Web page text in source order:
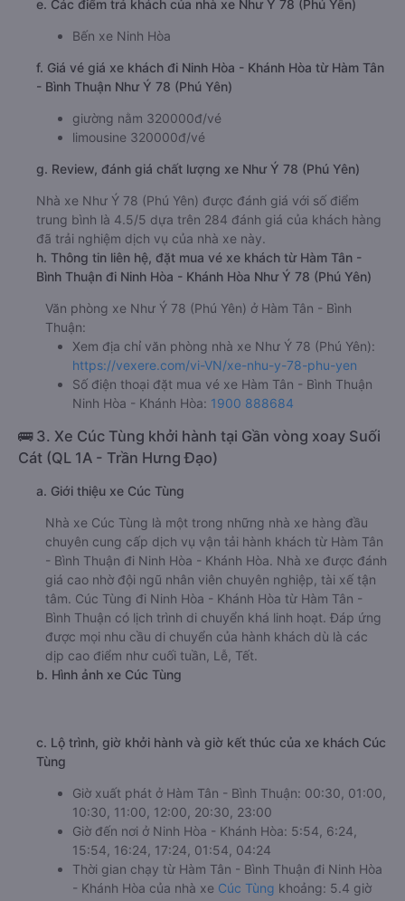
Giờ xuất phát ở Hàm Tân - Bình Thuận: 22:00, 22:01,
Giờ đến nơi ở Ninh Hòa - Khánh Hòa: 03:24, 03:25,
03:26
- Khánh Hòa của nhà xeNhư Ý 78 (Phú Yên)
5.4 giờ
d. Các điểm đón khách của nhà xe Như Ý 78 (Phú Yên)
Phan Thiết (Dọc Quốc lộ 1A)
e. Các điểm trả khách của nhà xe Như Ý 78 (Phú Yên)
Bến xe Ninh Hòa
f. Giá vé giá xe khách đi Ninh Hòa - Khánh Hòa từ Hàm Tân
- Bình Thuận Như Ý 78 (Phú Yên)
giường nằm 320000đ/vé
limousine 320000đ/vé
g. Review, đánh giá chất lượng xe Như Ý 78 (Phú Yên)
Nhà xe Như Ý 78 (Phú Yên) được đánh giá với số điểm
trung bình là 4.5/5 dựa trên 284 đánh giá của khách hàng
h. Thông tin liên hệ, đặt mua vé xe khách từ Hàm Tân -
Văn phòng xe Như Ý 78 (Phú Yên) ở Hàm Tân - Bình
Thuận:
Xem địa chỉ văn phòng nhà xe Như Ý 78 (Phú Yên):
https://vexere.com/vi-VN/xe-nhu-y-78-phu-yen
Số điện thoại đặt mua vé xe Hàm Tân - Bình Thuận
Ninh Hòa - Khánh Hòa:1900 888684
🚌 3. Xe Cúc Tùng khởi hành tại Gần vòng xoay Suối
Nhà xe Cúc Tùng là một trong những nhà xe hàng đầu
- Bình Thuận đi Ninh Hòa - Khánh Hòa. Nhà xe được đánh
giá cao nhờ đội ngũ nhân viên chuyên nghiệp, tài xế tận
tâm. Cúc Tùng đi Ninh Hòa - Khánh Hòa từ Hàm Tân -
Bình Thuận có lịch trình di chuyển khá linh hoạt. Đáp ứng
được mọi nhu cầu di chuyển của hành khách dù là các
dịp cao điểm như cuối tuần, Lễ, Tết.